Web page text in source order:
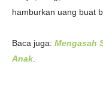
hamburkan uang buat
Baca juga: Mengasah
Anak